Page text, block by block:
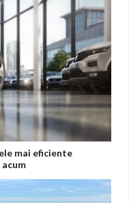
mai eficiente